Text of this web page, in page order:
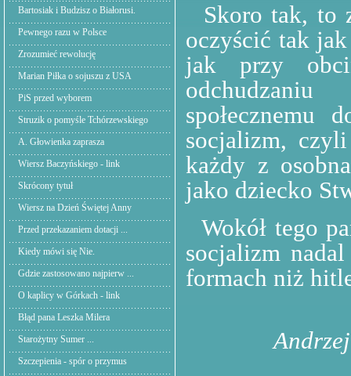
Bartosiak i Budzisz o Białorusi.
Pewnego razu w Polsce
Zrozumieć rewolucję
Marian Piłka o sojuszu z USA
PiS przed wyborem
Struzik o pomyśle Tchórzewskiego
A. Głowienka zaprasza
Wiersz Baczyńskiego - link
Skrócony tytuł
Wiersz na Dzień Świętej Anny
Przed przekazaniem dotacji ...
Kiedy mówi się Nie.
Gdzie zastosowano najpierw ...
O kaplicy w Górkach - link
Błąd pana Leszka Milera
Starożytny Sumer ...
Szczepienia - spór o przymus
Skoro tak, to
oczyścić tak
jak przy
społecznemu
socjalizm,
każdy z
jako dziecko
Wokół tego
socjalizm
formach niż